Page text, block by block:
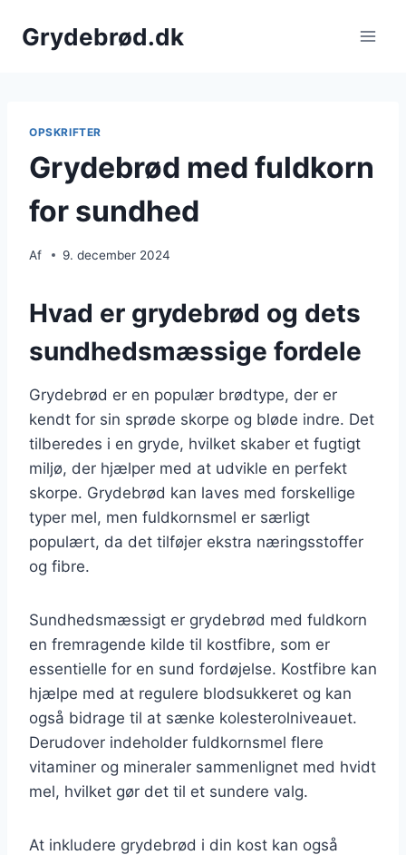
Grydebrød.dk
OPSKRIFTER
Grydebrød med fuldkorn
for sundhed
Af 9. december 2024
Hvad er grydebrød og dets
sundhedsmæssige fordele
Grydebrød er en populær brødtype, der er
kendt for sin sprøde skorpe og bløde indre. Det
tilberedes i en gryde, hvilket skaber et fugtigt
miljø, der hjælper med at udvikle en perfekt
skorpe. Grydebrød kan laves med forskellige
typer mel, men fuldkornsmel er særligt
populært, da det tilføjer ekstra næringsstoffer
og fibre.
Sundhedsmæssigt er grydebrød med fuldkorn
en fremragende kilde til kostfibre, som er
essentielle for en sund fordøjelse. Kostfibre kan
hjælpe med at regulere blodsukkeret og kan
også bidrage til at sænke kolesterolniveauet.
Derudover indeholder fuldkornsmel flere
vitaminer og mineraler sammenlignet med hvidt
mel, hvilket gør det til et sundere valg.
At inkludere grydebrød i din kost kan også